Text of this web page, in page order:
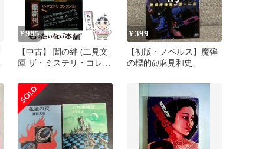
¥ 985
【中古】 闇の絆 (二見文
庫 ザ・ミステリ・コレク
フィー、中井京子 / 二見
書房
¥399
【初版・ノベルス】魔弾
の標的@麻見和史